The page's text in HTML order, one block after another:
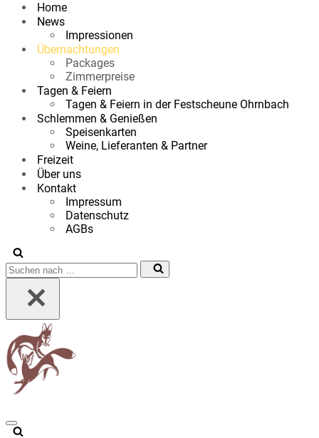
Home
News
Impressionen
Übernachtungen
Packages
Zimmerpreise
Tagen & Feiern
Tagen & Feiern in der Festscheune Ohrnbach
Schlemmen & Genießen
Speisenkarten
Weine, Lieferanten & Partner
Freizeit
Über uns
Kontakt
Impressum
Datenschutz
AGBs
Suchen
nach …
Navigationsmenü